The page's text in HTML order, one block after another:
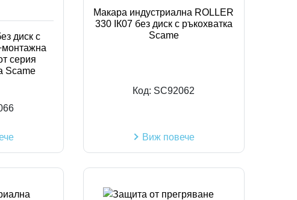
диск с
серия
Scame
Макара индустриална ROLLER
330 IК07 без диск с ръкохватка
Scame
Код: SC92062
Виж повече